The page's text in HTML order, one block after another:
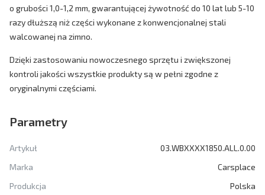
o grubości 1,0-1,2 mm, gwarantującej żywotność do 10 lat lub 5-10
razy dłuższą niż części wykonane z konwencjonalnej stali
walcowanej na zimno.
Dzięki zastosowaniu nowoczesnego sprzętu i zwiększonej
kontroli jakości wszystkie produkty są w pełni zgodne z
oryginalnymi częściami.
Parametry
Artykuł
03.WBXXXX1850.ALL.0.00
Marka
Carsplace
Produkcja
Polska